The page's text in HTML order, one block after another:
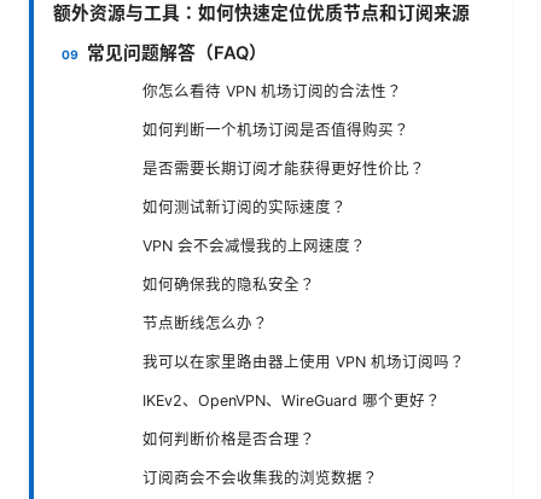
额外资源与工具：如何快速定位优质节点和订阅来源
常见问题解答（FAQ）
你怎么看待 VPN 机场订阅的合法性？
如何判断一个机场订阅是否值得购买？
是否需要长期订阅才能获得更好性价比？
如何测试新订阅的实际速度？
VPN 会不会减慢我的上网速度？
如何确保我的隐私安全？
节点断线怎么办？
我可以在家里路由器上使用 VPN 机场订阅吗？
IKEv2、OpenVPN、WireGuard 哪个更好？
如何判断价格是否合理？
订阅商会不会收集我的浏览数据？